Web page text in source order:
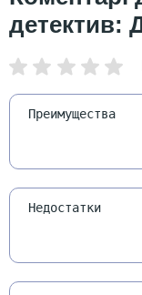
детектив: